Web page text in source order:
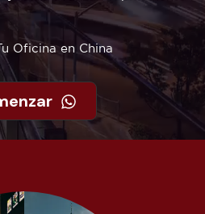
Oficina en China